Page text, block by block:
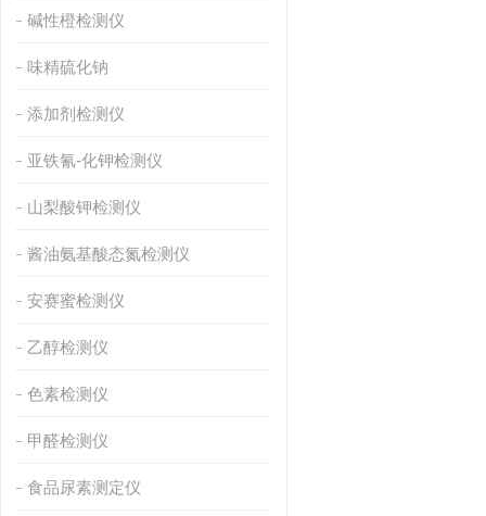
碱性橙检测仪
味精硫化钠
添加剂检测仪
亚铁氰-化钾检测仪
山梨酸钾检测仪
酱油氨基酸态氮检测仪
安赛蜜检测仪
乙醇检测仪
色素检测仪
甲醛检测仪
食品尿素测定仪